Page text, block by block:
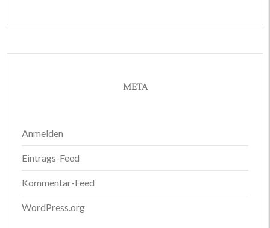
META
Anmelden
Eintrags-Feed
Kommentar-Feed
WordPress.org